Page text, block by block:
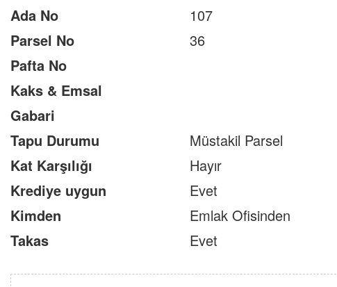
Ada No
107
Parsel No
36
Pafta No
Kaks & Emsal
Gabari
Tapu Durumu
Müstakil Parsel
Kat Karşılığı
Hayır
Krediye uygun
Evet
Kimden
Emlak Ofisinden
Takas
Evet